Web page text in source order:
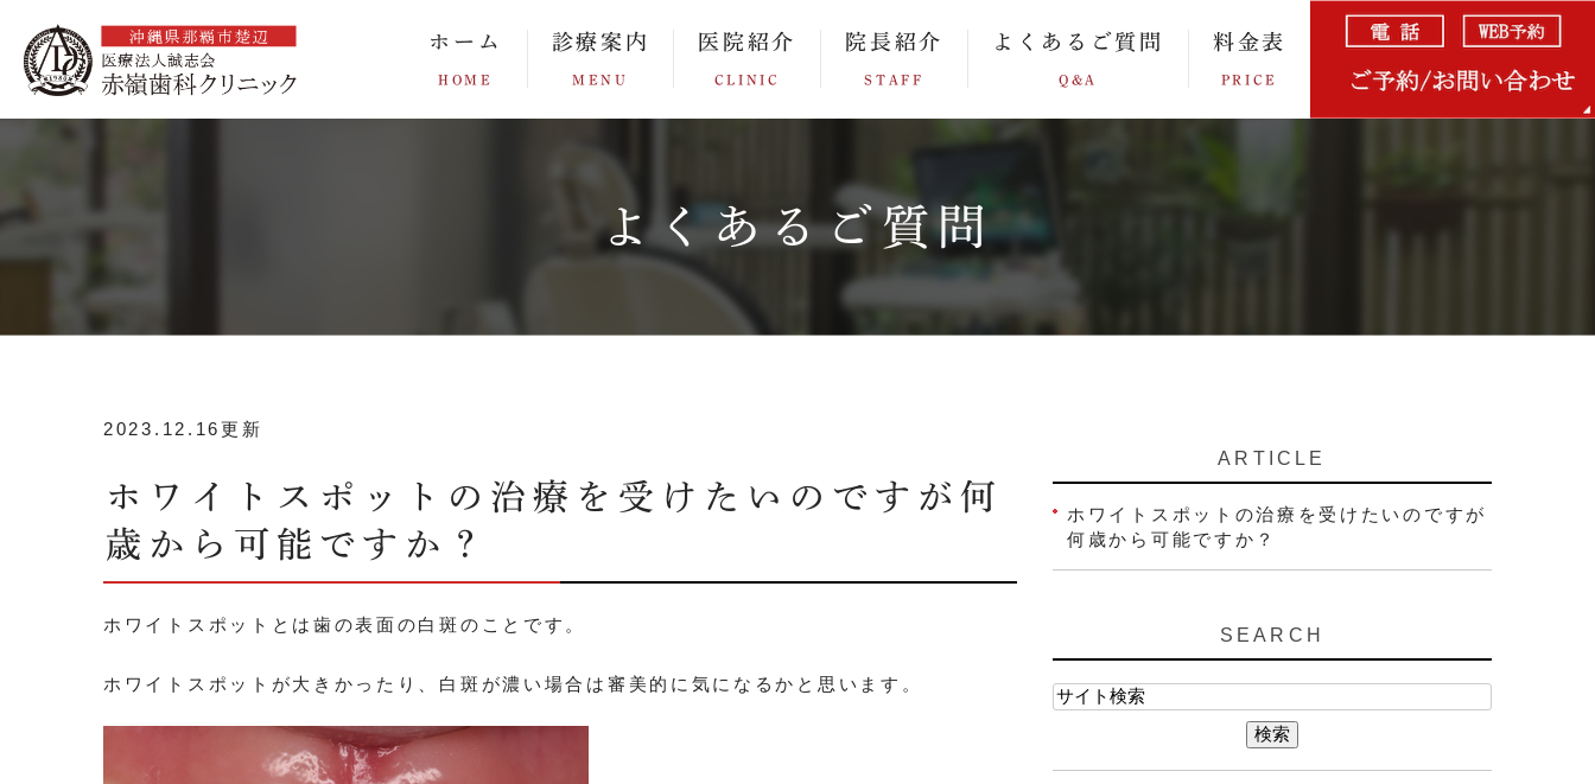
ホーム
HOME
診療案内
MENU
医院紹介
CLINIC
院長紹介
STAFF
よくあるご質問
Q&A
料金表
PRICE
よくあるご質問
2023.12.16更新
ホワイトスポットの治療を受けたいのですが何
歳から可能ですか？
ホワイトスポットとは歯の表面の白斑のことです。
ホワイトスポットが大きかったり、白斑が濃い場合は審美的に気になるかと思います。
ARTICLE
ホワイトスポットの治療を受けたいのですが
何歳から可能ですか？
SEARCH